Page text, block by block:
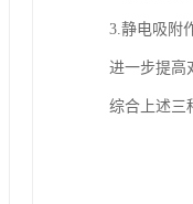
3.静电吸附
进一步提高
综合上述三